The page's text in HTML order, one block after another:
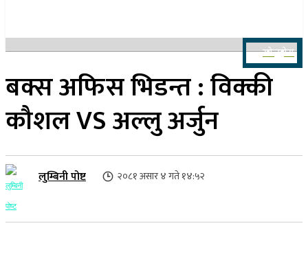
खोज्नुहोस
बक्स अफिस भिडन्त : विक्की
कौशल VS अल्लु अर्जुन
लुम्बिनी पोष्ट २०८१ असार ४ गते १४:५२